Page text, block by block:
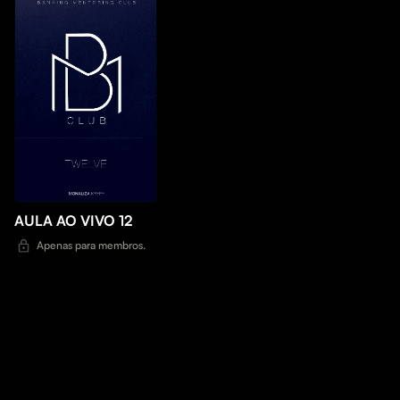
AULA AO VIVO 12
Apenas para membros.